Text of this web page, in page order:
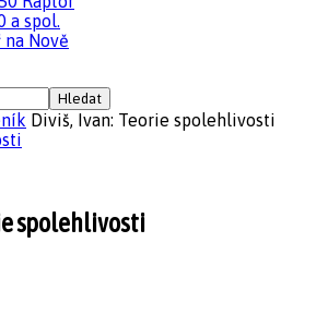
a spol.
Nově
Diviš, Ivan: Teorie spolehlivosti
spolehlivosti